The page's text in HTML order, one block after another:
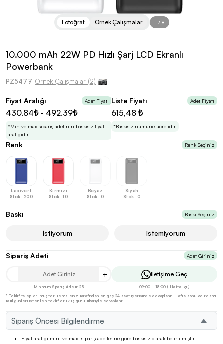
2
Promosyon ürününü özelleştirmek için renk, baskı
yönü ve adet gibi detayları seçerek, teklif adımına
geçmeden önce tüm tercihlerine uygun seçenekleri
Teklif Al!
3
Markan için hayal ettiğin ürünü, en uygun fiyatlarla
Promozone’da bulduktan sonra, uzman ekibimiz
Sonraki Adıma İlerle
10.000 mAh 22W PD Hızlı Şarj LCD Ekranlı
Powerbank
PZ5477 Örnek Çalışmalar (2)
Fotoğraf Örnek Çalışmalar 1 / 8
Fiyat Aralığı Adet Fiyatı
430.84₺ - 492.39₺
*Min ve max sipariş adetinin baskısız fiyat
aralığıdır.
Liste Fiyatı Adet Fiyatı
615,48 ₺
*Baskısız numune ücretidir.
Sipariş Öncesi Bilgilendirme
Fiyat aralığı min. ve max. sipariş adetlerine göre baskısız olarak belirtilmiştir.
Renk Renk Seçiniz
Lacivert
Stok: 200
Kırmızı
Stok: 10
Beyaz
Stok: 0
Siyah
Stok: 0
Baskı Baskı Seçiniz
İstiyorum İstemiyorum
Sipariş Adeti Adet Giriniz
- +
Minimum Sipariş Adeti: 25
İletişime Geç
09:00 - 18:00 ( Hafta İçi )
* Teklif talepleri müşteri temsilciniz tarafından en geç 24 saat içerisinde cevaplanır. Hafta sonu ve resmi
tatil günleri istenilen teklifler ilk iş günü itibariyle cevaplanır.